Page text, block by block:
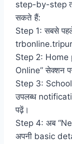
step-by-step
सकते हैं:
Step 1: सबसे
Step 2: Home
Online” सेक्शन
Step 3:
उपलब्ध
पढ़ें।
Step 4: अब
अपनी basic